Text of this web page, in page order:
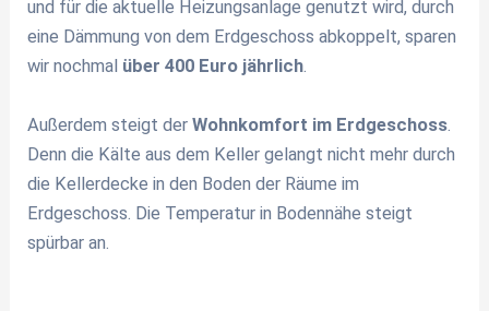
und für die aktuelle Heizungsanlage genutzt wird, durch
eine Dämmung von dem Erdgeschoss abkoppelt, sparen
wir nochmal über 400 Euro jährlich.
Außerdem steigt derWohnkomfort im Erdgeschoss
Denn die Kälte aus dem Keller gelangt nicht mehr durch
die Kellerdecke in den Boden der Räume im
Erdgeschoss. Die Temperatur in Bodennähe steigt
spürbar an.